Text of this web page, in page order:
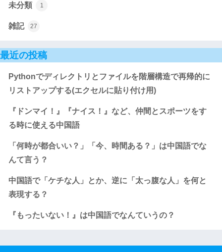
未分類 1
雑記 27
最近の投稿
Pythonでディレクトリとファイルを階層構造で再帰的に
リストアップする(エクセルに貼り付け用)
『ドンマイ！』『ナイス！』など、仲間とスポーツをす
る時に使える中国語
「何時が都合いい？」「今、時間ある？」は中国語でな
んて言う？
中国語で「ケチな人」とか、逆に「太っ腹な人」を何と
表現する？
『もったいない！』は中国語でなんていうの？